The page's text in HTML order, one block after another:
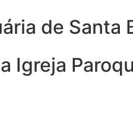
de Santa
Igreja